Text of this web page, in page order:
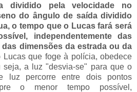
dividido pela velocidade no
do ângulo de saída dividido
o tempo que o Lucas fará será
independentemente das
dimensões da estrada ou da
Lucas que foge à polícia, obedece
seja, a luz "desvia-se" para que o
luz percorre entre dois pontos
o menor tempo possível,